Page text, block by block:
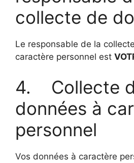
collecte de
Le responsable de la
caractère personnel est
4. Collecte
données à
personnel
Vos données à caractère